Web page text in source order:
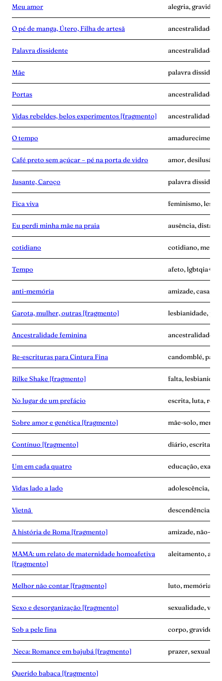
Meu amor alegria,
O pé de manga, Útero, Filha de artesã ancestralidade,
Palavra dissidente ancestralidade,
Mãe palavra
Portas ancestralidade,
Vidas rebeldes, belos experimentos [fragmento] ancestralidade,
O tempo
Café preto sem açúcar – pé na porta de vidro amor, desilusão,
Jusante, Caroço palavra
Fica viva feminismo,
Eu perdi minha mãe na praia ausência,
cotidiano cotidiano,
Tempo afeto, lgbtqia+,
anti-memória amizade, casa,
Garota, mulher, outras [fragmento] lesbianidade,
Ancestralidade feminina ancestralidade,
Re-escrituras para Cintura Fina candomblé,
Rilke Shake [fragmento] falta,
No lugar de um prefácio escrita, luta,
Sobre amor e genética [fragmento] mãe-solo,
Contínuo [fragmento] diário, escrita,
Um em cada quatro educação,
Vidas lado a lado adolescência,
Vietnã descendência,
A história de Roma [fragmento] amizade, não-
MAMA: um relato de maternidade homoafetiva
[fragmento]
aleitamento,
Melhor não contar [fragmento] luto, memória,
Sexo e desorganização [fragmento] sexualidade,
Sob a pele fina corpo, gravidez,
Neca: Romance em bajubá [fragmento] prazer,
Querido babaca [fragmento]